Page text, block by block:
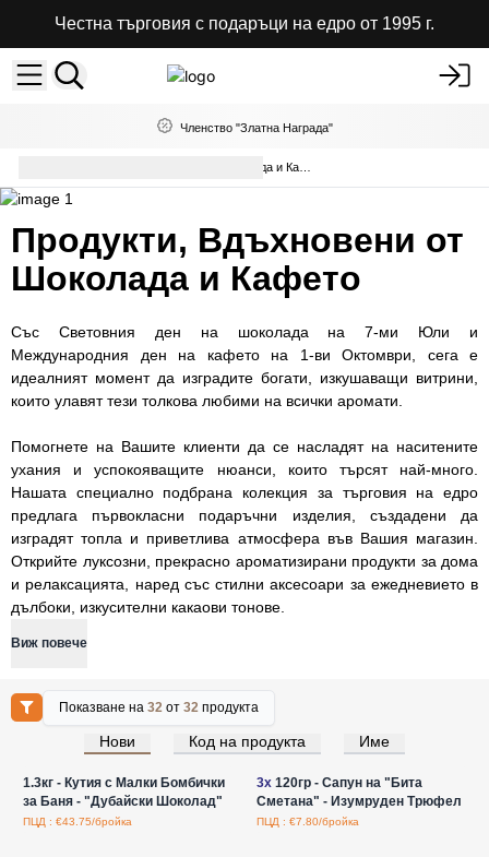
Честна търговия с подаръци на едро от 1995 г.
Членство "Златна Награда"
Продукти Вдъхновени от Шоколада и Кафето
Продукти, Вдъхновени от
Шоколада и Кафето
Със Световния ден на шоколада на 7-ми Юли и
Международния ден на кафето на 1-ви Октомври, сега е
идеалният момент да изградите богати, изкушаващи витрини,
които улавят тези толкова любими на всички аромати.
Помогнете на Вашите клиенти да се насладят на наситените
ухания и успокояващите нюанси, които търсят най-много.
Нашата специално подбрана колекция за търговия на едро
предлага първокласни подаръчни изделия, създадени да
изградят топла и приветлива атмосфера във Вашия магазин.
Открийте луксозни, прекрасно ароматизирани продукти за дома
и релаксацията, наред със стилни аксесоари за ежедневието в
дълбоки, изкусителни какаови тонове.
Виж повече
Показване на32 от32 продукта
Нови Код на продукта Име
Влезте за цени на едро
1.3кг - Кутия с Малки Бомбички
за Баня - "Дубайски Шоколад"
ПЦД : €43.75/бройка
Влезте за цени на едро
3x120гр - Сапун на "Бита
Сметана" - Изумруден Трюфел
ПЦД : €7.80/бройка